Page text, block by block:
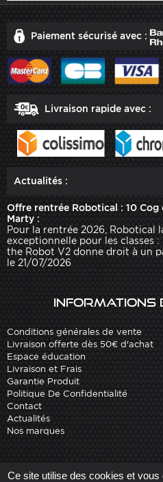
Paiement sécurisé avec :
Livraison rapide avec :
Actualités :
Offre rentrée Robotical : 10
Marty :
Pour la rentrée 2026, Robotical
exceptionnelle pour les classes
the Robot V2 donne droit à un
le 21/07/2026
Informations
Conditions générales de vente
Livraison offerte dès 50€ d'achat
Espace éducation
Livraison et Frais
Garantie Produit
Politique De Confidentialité
Contact
Actualités
Nos marques
Site réalisé par
Ce site utilise des cookies et